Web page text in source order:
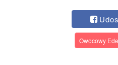
Owocowy